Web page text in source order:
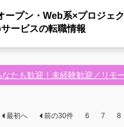
プン・Web系×プロジェ
ービスの転職情報
たも歓迎！未経験歓迎／リモ
最初へ 前の30件 6 7 8